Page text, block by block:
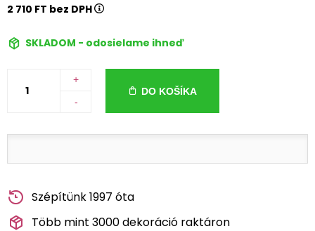
2 710 FT bez DPH
SKLADOM - odosielame ihneď
+
-
DO KOŠÍKA
Szépítünk 1997 óta
Több mint 3000 dekoráció raktáron